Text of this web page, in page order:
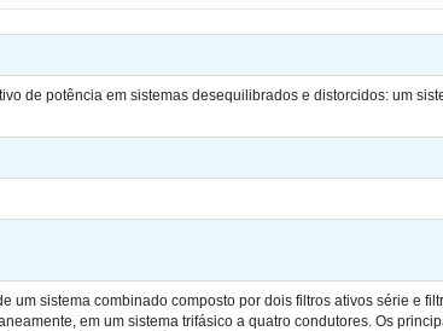
de potência em sistemas desequilibrados e distorcidos: um
um sistema combinado composto por dois filtros ativos série e
em um sistema trifásico a quatro condutores. Os